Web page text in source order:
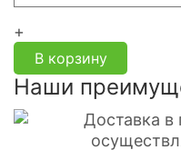
+
В корзину
Наши